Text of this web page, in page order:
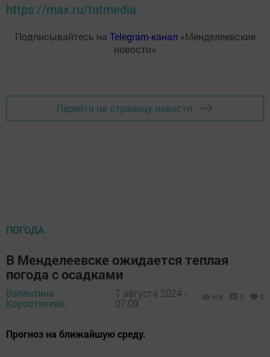
https://max.ru/tatmedia
Подписывайтесь на Telegram-канал «Менделеевские
новости»
Перейти на страницу новости
ПОГОДА
В Менделеевске ожидается теплая
погода с осадками
Валентина
Коростелева,
7 августа 2024 -
07:09
616 0 0
Прогноз на ближайшую среду.